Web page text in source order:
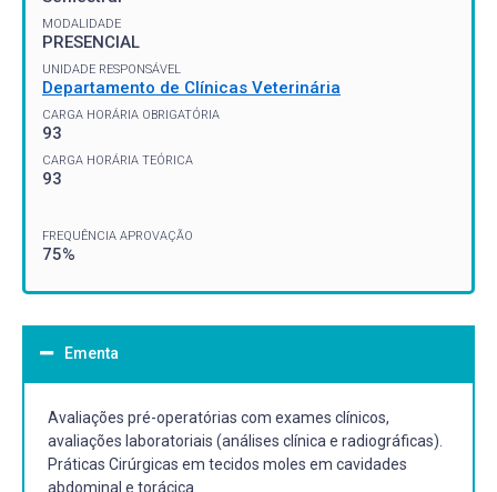
MODALIDADE
PRESENCIAL
UNIDADE RESPONSÁVEL
Departamento de Clínicas Veterinária
CARGA HORÁRIA OBRIGATÓRIA
93
CARGA HORÁRIA TEÓRICA
93
FREQUÊNCIA APROVAÇÃO
75%
Ementa
Avaliações pré-operatórias com exames clínicos,
avaliações laboratoriais (análises clínica e radiográficas).
Práticas Cirúrgicas em tecidos moles em cavidades
abdominal e torácica.